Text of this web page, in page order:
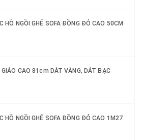
HỒ NGỒI GHẾ SOFA ĐỒNG ĐỎ CAO 50CM
GIÁO CAO 81cm DÁT VÀNG, DÁT BẠC
HỒ NGỒI GHẾ SOFA ĐỒNG ĐỎ CAO 1M27